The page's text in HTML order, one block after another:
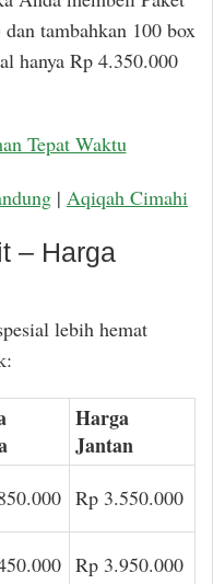
tambahkan 100 box
hanya Rp 4.350.000
Tepat Waktu
| Aqiqah Cimahi
– Harga
lebih hemat
Harga
Jantan
Rp 3.550.000
Rp 3.950.000